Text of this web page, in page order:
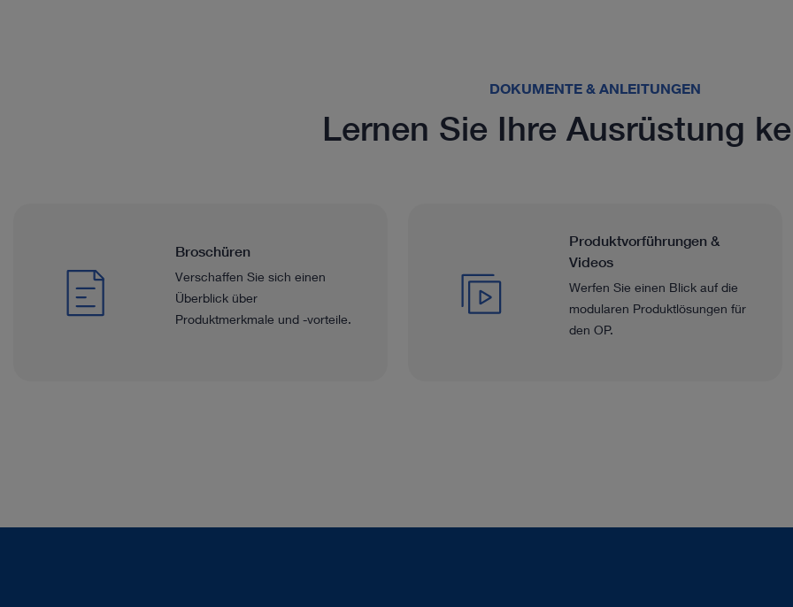
DOKUMENTE & ANLEITUNGEN
Lernen Sie Ihre Ausrüstung
Broschüren
Verschaffen Sie sich einen
Überblick über
Produktmerkmale und -vorteile.
Produktvorführungen &
Videos
Werfen Sie einen Blick auf die
modularen Produktlösungen für
den OP.